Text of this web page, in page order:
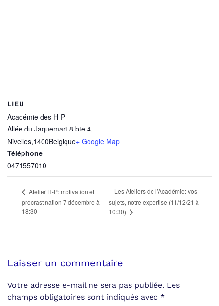
LIEU
Académie des H-P
Allée du Jaquemart 8 bte 4,
Nivelles,1400Belgique+ Google Map
Téléphone
0471557010
Atelier H-P: motivation et
procrastination 7 décembre à
18:30
Les Ateliers de l’Académie: vos
sujets, notre expertise (11/12/21 à
10:30)
Laisser un commentaire
Votre adresse e-mail ne sera pas publiée. Les
champs obligatoires sont indiqués avec *